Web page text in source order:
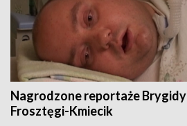
Nagrodzone reportaże Brygidy
Frosztęgi-Kmiecik